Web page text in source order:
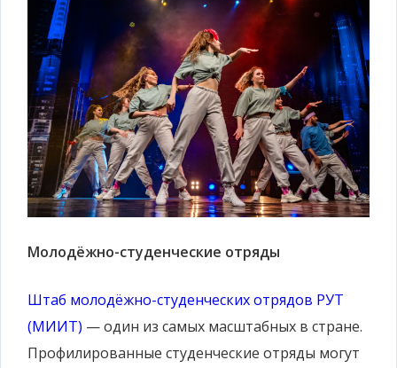
Молодёжно-студенческие отряды
Штаб молодёжно-студенческих отрядов РУТ
(МИИТ) — один из самых масштабных в стране.
Профилированные студенческие отряды могут